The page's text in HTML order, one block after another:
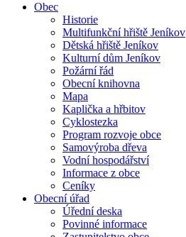
Obec
Historie
Multifunkční hřiště Jeníkov
Dětská hřiště Jeníkov
Kulturní dům Jeníkov
Požární řád
Obecní knihovna
Mapa
Kaplička a hřbitov
Cyklostezka
Program rozvoje obce
Samovýroba dřeva
Vodní hospodářství
Informace z obce
Ceníky
Obecní úřad
Úřední deska
Povinné informace